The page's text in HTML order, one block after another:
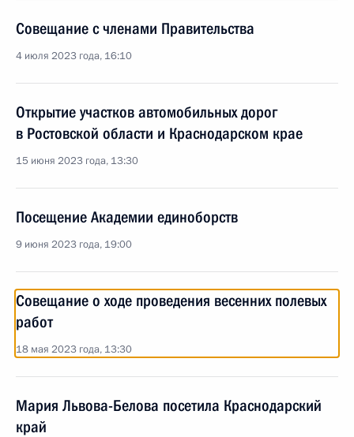
Совещание с членами Правительства
4 июля 2023 года, 16:10
Открытие участков автомобильных дорог
в Ростовской области и Краснодарском крае
15 июня 2023 года, 13:30
Посещение Академии единоборств
9 июня 2023 года, 19:00
Совещание о ходе проведения весенних полевых
работ
18 мая 2023 года, 13:30
Мария Львова-Белова посетила Краснодарский
край